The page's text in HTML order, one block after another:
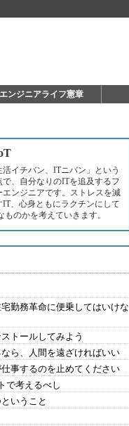
エンジニアライフ憲章
活イチバン、ITニバン」という
で、自分なりのITを追及するフ
エンジニアです。ストレスを減
IT、心身ともにラクチンにして
ものかを考えていきます。
勤務革命に便乗してはいけな
トールしてみよう
ら、人間を遠ざければいい
事するのを止めてください
で考えるべし
いうこと